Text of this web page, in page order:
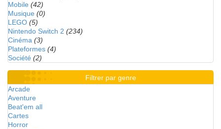
Mobile (42)
Musique (0)
LEGO (5)
Nintendo Switch 2 (234)
Cinéma (3)
Plateformes (4)
Société (2)
Filtrer par genre
Arcade
Aventure
Beat'em all
Cartes
Horror